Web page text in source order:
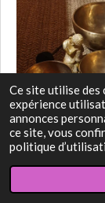
Ce site utilise des
expérience
annonces
ce site, vous
politique